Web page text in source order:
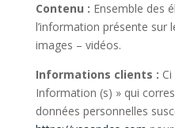
Contenu : Ensemble des
l’information présente sur
images – vidéos.
Informations clients :
Information (s) » qui
données personnelles